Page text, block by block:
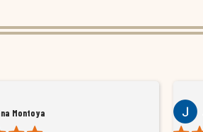
Montoya